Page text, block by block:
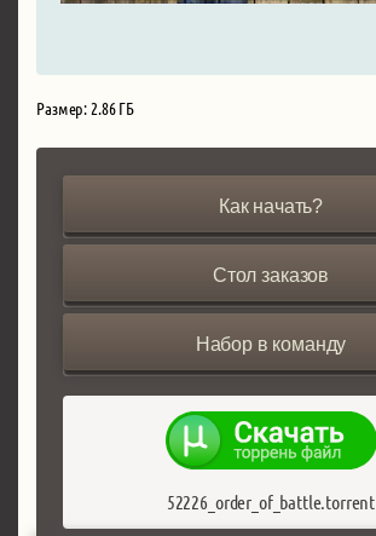
Размер: 2.86 ГБ
Как начать?
Стол заказов
Набор в команду
52226_order_of_battle.torrent